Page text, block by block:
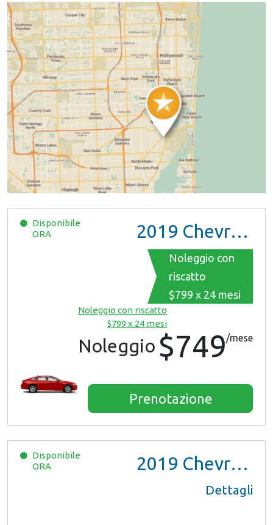
Disponibile
ORA
2019 Chevrolet Malibu
Noleggio con
riscatto
$799 x 24 mesi
Noleggio con riscatto
$799 x 24 mesi
Noleggio $749/mese
Prenotazione
Disponibile
ORA
2019 Chevrolet Malibu
Dettagli